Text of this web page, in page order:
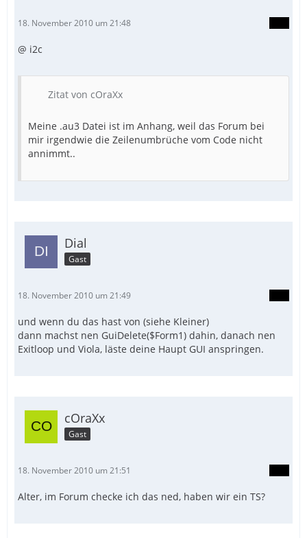
18. November 2010 um 21:48
@ i2c
Zitat von cOraXx
Meine .au3 Datei ist im Anhang, weil das Forum bei
mir irgendwie die Zeilenumbrüche vom Code nicht
annimmt..
Dial
Gast
18. November 2010 um 21:49
und wenn du das hast von (siehe Kleiner)
dann machst nen GuiDelete($Form1) dahin, danach nen
Exitloop und Viola, läste deine Haupt GUI anspringen.
cOraXx
Gast
18. November 2010 um 21:51
Alter, im Forum checke ich das ned, haben wir ein TS?